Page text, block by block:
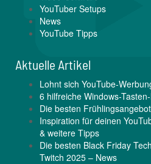
YouTuber Setups
News
YouTube Tipps
Aktuelle Artikel
Lohnt sich YouTube-
6 hilfreiche Windows-
Die besten
Inspiration für deinen
& weitere Tipps
Die besten Black Friday
Twitch 2025 – News